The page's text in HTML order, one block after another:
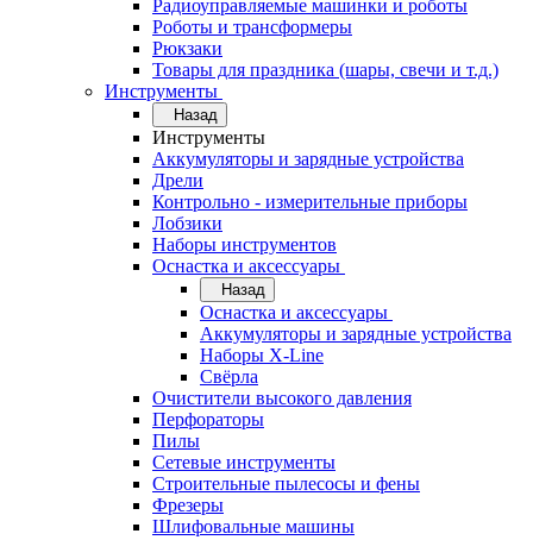
Радиоуправляемые машинки и роботы
Роботы и трансформеры
Рюкзаки
Товары для праздника (шары, свечи и т.д.)
Инструменты
Назад
Инструменты
Аккумуляторы и зарядные устройства
Дрели
Контрольно - измерительные приборы
Лобзики
Наборы инструментов
Оснастка и аксессуары
Назад
Оснастка и аксессуары
Аккумуляторы и зарядные устройства
Наборы X-Line
Свёрла
Очистители высокого давления
Перфораторы
Пилы
Сетевые инструменты
Строительные пылесосы и фены
Фрезеры
Шлифовальные машины